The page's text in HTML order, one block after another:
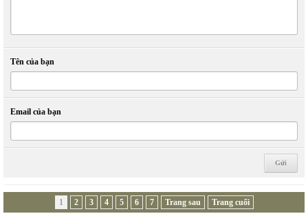
Tên của bạn
Email của bạn
1 2 3 4 5 6 7 Trang sau Trang cuối